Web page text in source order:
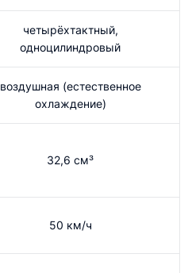
четырёхтактный,
одноцилиндровый
воздушная (естественное
охлаждение)
32,6 см³
50 км/ч